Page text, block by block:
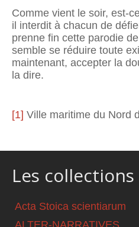
Comme vient le soir, est-
il interdit à chacun de
prenne fin cette parodie
semble se réduire toute
maintenant, accepter la
la dire.
[1] Ville maritime du Nord
Les collections
Acta Stoica scientiarum
ALTER-NARRATIVES